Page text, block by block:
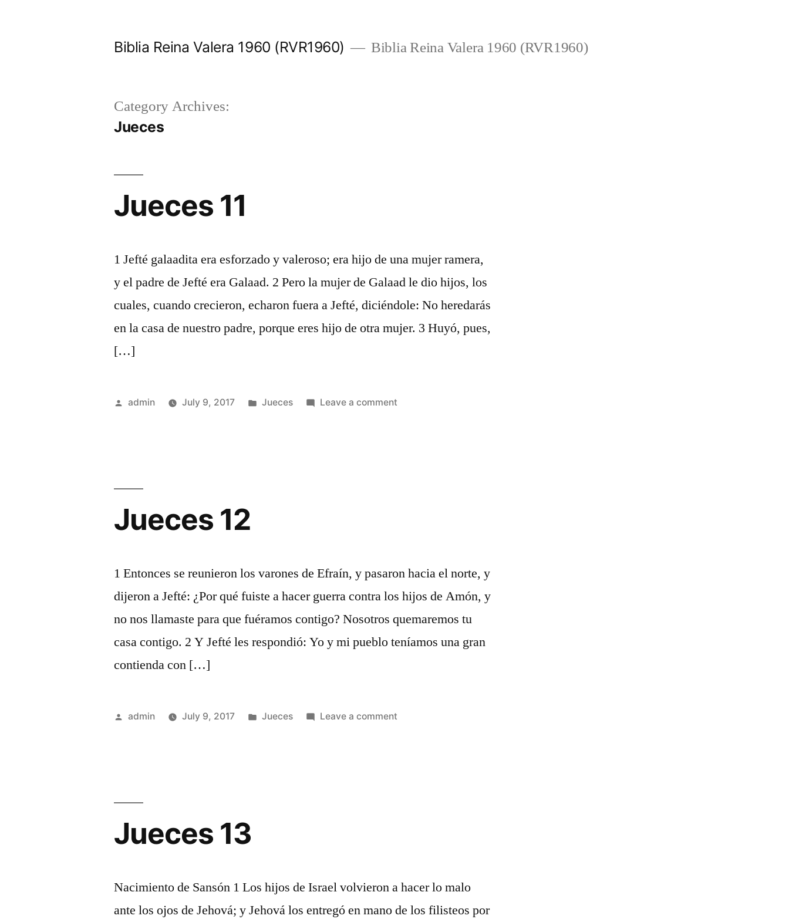
Biblia Reina Valera 1960 (RVR1960) Biblia Reina Valera 1960 (RVR1960)
Category Archives:
Jueces
Jueces 11
1 Jefté galaadita era esforzado y valeroso; era hijo de una mujer ramera,
y el padre de Jefté era Galaad. 2 Pero la mujer de Galaad le dio hijos, los
cuales, cuando crecieron, echaron fuera a Jefté, diciéndole: No heredarás
en la casa de nuestro padre, porque eres hijo de otra mujer. 3 Huyó, pues,
[…]
Posted
admin July 9, 2017
Posted
Jueces Leave a commenton
Jueces 12
1 Entonces se reunieron los varones de Efraín, y pasaron hacia el norte, y
dijeron a Jefté: ¿Por qué fuiste a hacer guerra contra los hijos de Amón, y
no nos llamaste para que fuéramos contigo? Nosotros quemaremos tu
casa contigo. 2 Y Jefté les respondió: Yo y mi pueblo teníamos una gran
contienda con […]
Posted
admin July 9, 2017
Posted
Jueces Leave a commenton
Jueces 13
Nacimiento de Sansón 1 Los hijos de Israel volvieron a hacer lo malo
ante los ojos de Jehová; y Jehová los entregó en mano de los filisteos por